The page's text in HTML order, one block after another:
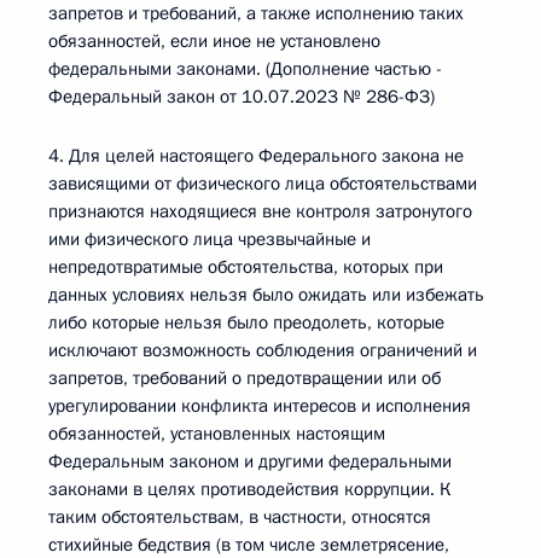
запретов и требований, а также исполнению таких
обязанностей, если иное не установлено
федеральными законами. (Дополнение частью -
Федеральный закон от 10.07.2023 № 286-ФЗ)
4. Для целей настоящего Федерального закона не
зависящими от физического лица обстоятельствами
признаются находящиеся вне контроля затронутого
ими физического лица чрезвычайные и
непредотвратимые обстоятельства, которых при
данных условиях нельзя было ожидать или избежать
либо которые нельзя было преодолеть, которые
исключают возможность соблюдения ограничений и
запретов, требований о предотвращении или об
урегулировании конфликта интересов и исполнения
обязанностей, установленных настоящим
Федеральным законом и другими федеральными
законами в целях противодействия коррупции. К
таким обстоятельствам, в частности, относятся
стихийные бедствия (в том числе землетрясение,